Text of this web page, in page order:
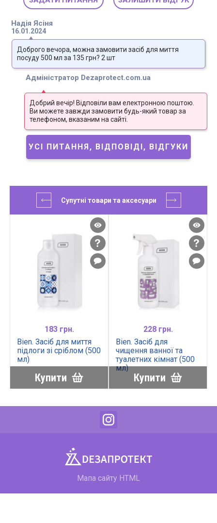
Надія Ясіня
16.01.2024
Доброго вечора, можна замовити засіб для миття
посуду 500 мл за 135 грн? 2 шт
Адміністратор Dezaprotect.com.ua
Добрий вечір! Відповіли вам електронною поштою.
Ви можете завжди замовити будь-який товар за
телефоном, вказаним на сайті.
УСІ ПИТАННЯ, ВІДПОВІДІ, ВІДГУКИ
Супутні товари та аксесуари
Купити
183 грн.
Bien. Засіб для миття
підлоги зі сріблом (500
мл)
Купити
228 грн.
Bien. Засіб для
чищення ванної та
туалетних кімнат (500
мл)
Мапа сайту HTML